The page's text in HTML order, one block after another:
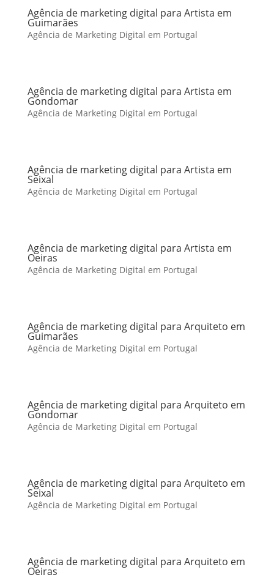
Agência de marketing digital para Artista em
Guimarães
Agência de Marketing Digital em Portugal
Agência de marketing digital para Artista em
Gondomar
Agência de Marketing Digital em Portugal
Agência de marketing digital para Artista em
Seixal
Agência de Marketing Digital em Portugal
Agência de marketing digital para Artista em
Oeiras
Agência de Marketing Digital em Portugal
Agência de marketing digital para Arquiteto em
Guimarães
Agência de Marketing Digital em Portugal
Agência de marketing digital para Arquiteto em
Gondomar
Agência de Marketing Digital em Portugal
Agência de marketing digital para Arquiteto em
Seixal
Agência de Marketing Digital em Portugal
Agência de marketing digital para Arquiteto em
Oeiras